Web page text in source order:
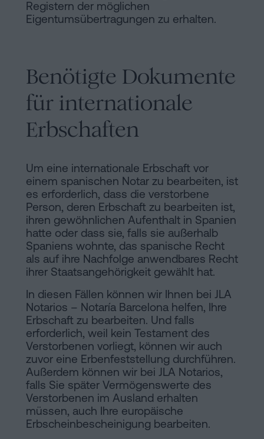
Registern der möglichen
Eigentumsübertragungen zu erhalten.
Benötigte Dokumente
für internationale
Erbschaften
Um eine internationale Erbschaft vor
einem spanischen Notar zu bearbeiten, ist
es erforderlich, dass die verstorbene
Person, deren Erbschaft zu bearbeiten ist,
ihren gewöhnlichen Aufenthalt in Spanien
hatte oder dass sie, falls sie außerhalb
Spaniens wohnte, das spanische Recht
als auf ihre Nachfolge anwendbares Recht
ihrer Staatsangehörigkeit gewählt hat.
In diesen Fällen können wir Ihnen bei JLA
Notarios – Notaría Barcelona helfen, Ihre
Erbschaft zu bearbeiten. Und falls
erforderlich, weil kein Testament des
Verstorbenen vorliegt, können wir auch
zuvor eine Erbenfeststellung durchführen.
Außerdem können wir bei JLA Notarios,
falls Sie später Vermögenswerte des
Verstorbenen im Ausland erhalten
müssen, auch Ihre europäische
Erbscheinbescheinigung bearbeiten.